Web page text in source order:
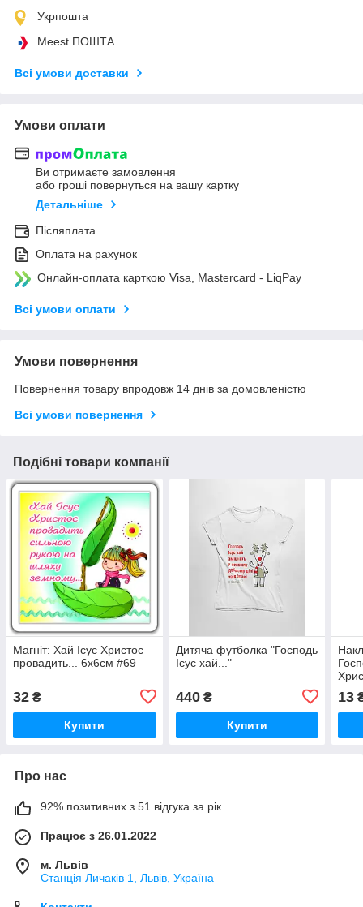
Укрпошта
Meest ПОШТА
Всі умови доставки
Умови оплати
Ви отримаєте замовлення
або гроші повернуться на вашу картку
Детальніше
Післяплата
Оплата на рахунок
Онлайн-оплата карткою Visa, Mastercard - LiqPay
Всі умови оплати
Умови повернення
Повернення товару впродовж 14 днів за домовленістю
Всі умови повернення
Подібні товари компанії
Магніт: Хай Ісус Христос
провадить... 6х6см #69
32 ₴
Купити
Дитяча футболка "Господь
Ісус хай..."
440₴
Купити
13
Про нас
92% позитивних з 51 відгука за рік
Працює з 26.01.2022
м. Львів
Станція Личаків 1, Львів, Україна